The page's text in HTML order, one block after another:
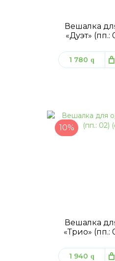
Вешалка
«Дуэт» (пп.:
1 780 q
10%
Вешалка
«Трио» (пп.:
1 940 q